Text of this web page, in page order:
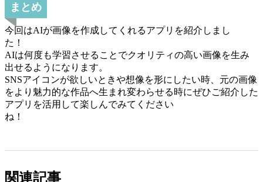
まとめ
今回はAIが画像を作成してくれるアプリを紹介しまし
た！
AIは何度も学習させることでクオリティの高い画像を生み
出せるようになります。
SNSアイコンが欲しいときや想像を形にしたい時、元の画像
をより魅力的な作品へ生まれ変わらせる時にぜひご紹介した
アプリを活用して楽しんでみてください
ね！
関連記事